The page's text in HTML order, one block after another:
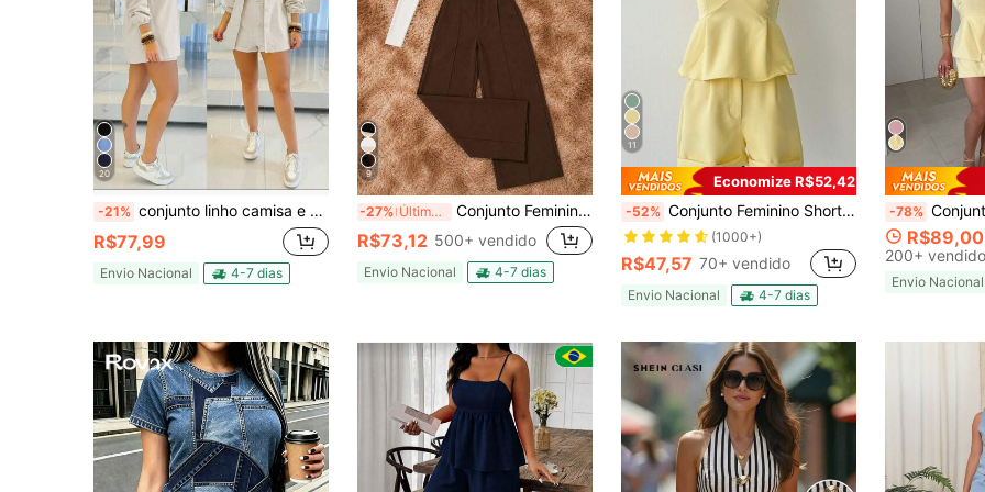
20
-21% conjunto linho camisa e short Mile
R$77,99
Envio Nacional 4-7 dias
9
-27% Últimos 3 dias Conjunto Feminino Elegante 2 Peças – Calça Pantalona + Body Canelado
R$73,12 500+ vendido
Envio Nacional 4-7 dias
11
Economize R$52,42
-52% Conjunto Feminino Short +Top curto sem mangas Alfaiataria
(1000+)
R$47,57 70+ vendido
Envio Nacional 4-7 dias
-78% Conjunto Feminino Blusa E Short Saia
R$89,00
200+ vendido
Envio Nacional